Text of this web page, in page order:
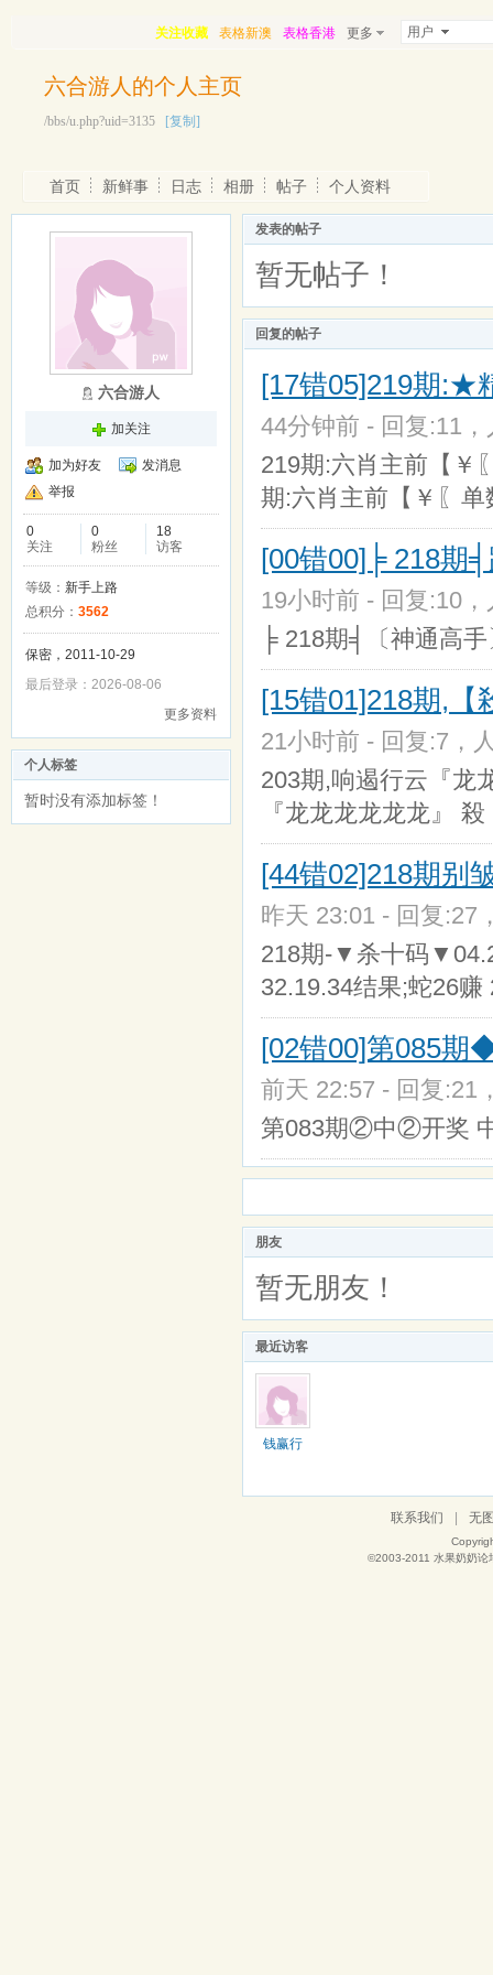
关注收藏 表格新澳 表格香港 更多 用户
六合游人的个人主页
/bbs/u.php?uid=3135 [复制]
首页 新鲜事 日志 相册 帖子 个人资料
六合游人
加关注
加为好友
发消息
举报
0
关注
0
粉丝
18
访客
等级： 新手上路
总积分： 3562
保密，2011-10-29
最后登录：2026-08-06
更多资料
个人标签
暂时没有添加标签！
发表的帖子
暂无帖子！
回复的帖子
[17错05]219期
44分钟前 - 回复:11
219期:六肖主前【￥
期:六肖主前【￥〖
[00错00]╞ 218
19小时前 - 回复:10
╞ 218期╡〔神通高
[15错01]218期,【
21小时前 - 回复:7，
203期,响遏行云『龙
『龙龙龙龙龙龙』
[44错02]218期别
昨天 23:01 - 回复:27
218期-▼杀十码
32.19.34结果;蛇26
[02错00]第085
前天 22:57 - 回复:21
第083期②中②开奖
朋友
暂无朋友！
最近访客
钱赢行
联系我们 无
©2003-2011 水果奶奶论